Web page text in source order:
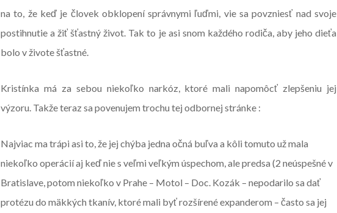
na to, že keď je človek obklopení správnymi ľuďmi, vie sa povzniesť nad svoje
postihnutie a žiť šťastný život. Tak to je asi snom každého rodiča, aby jeho dieťa
bolo v živote šťastné.
Kristínka má za sebou niekoľko narkóz, ktoré mali napomôcť zlepšeniu jej
výzoru. Takže teraz sa povenujem trochu tej odbornej stránke :
Najviac ma trápi asi to, že jej chýba jedna očná buľva a kôli tomuto už mala
niekoľko operácií aj keď nie s veľmi veľkým úspechom, ale predsa (2 neúspešné v
Bratislave, potom niekoľko v Prahe – Motol – Doc. Kozák – nepodarilo sa dať
protézu do mäkkých tkanív, ktoré mali byť rozšírené expanderom – často sa jej